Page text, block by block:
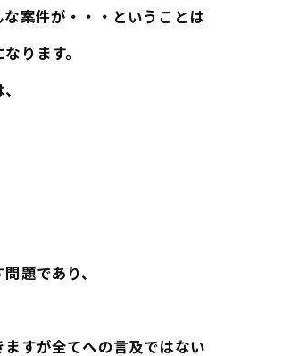
案件が・・・ということは
ります。
題であり、
すが全てへの言及ではない